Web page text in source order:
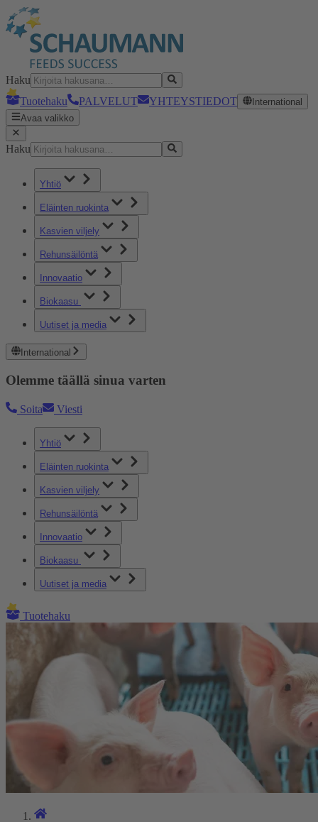
Haku
Tuotehaku
PALVELUT YHTEYSTIEDOT
International
Avaa valikko
Haku
Yhtiö
Eläinten ruokinta
Kasvien viljely
Rehunsäilöntä
Innovaatio
Biokaasu
Uutiset ja media
International
Olemme täällä sinua varten
Soita Viesti
Yhtiö
Eläinten ruokinta
Kasvien viljely
Rehunsäilöntä
Innovaatio
Biokaasu
Uutiset ja media
Tuotehaku